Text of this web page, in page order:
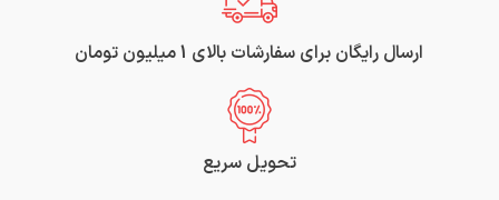
ارسال رایگان برای سفارشات بالای 1 میلیون تومان
تحویل سریع